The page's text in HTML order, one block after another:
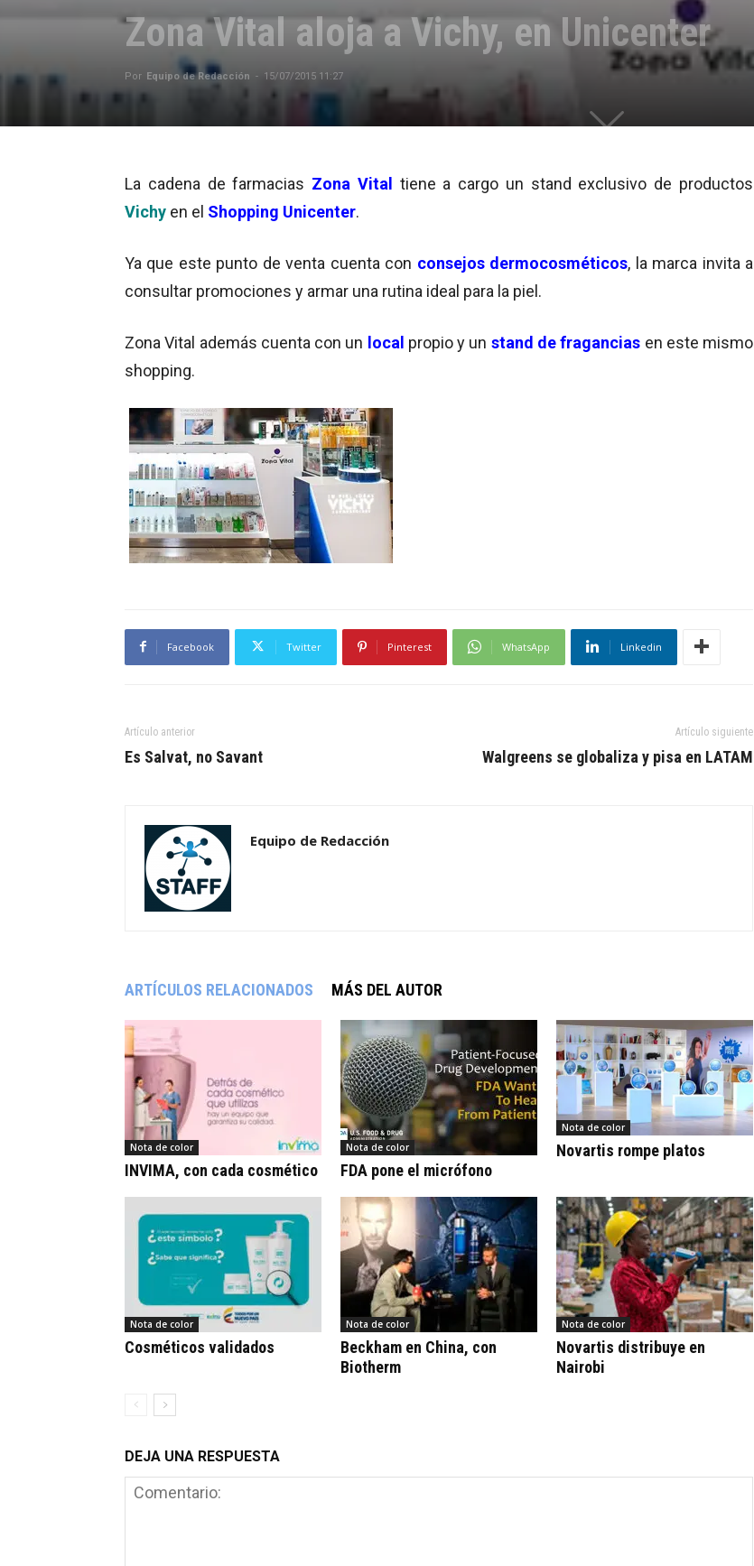
Zona Vital aloja a Vichy, en Unicenter
Por Equipo de Redacción - 15/07/2015 11:27
La cadena de farmacias Zona Vital tiene a cargo un stand exclusivo de productos
Vichy en el Shopping Unicenter.
Ya que este punto de venta cuenta con consejos dermocosméticos, la marca invita a
consultar promociones y armar una rutina ideal para la piel.
Zona Vital además cuenta con un local propio y un stand de fragancias en este mismo
shopping.
Facebook Twitter Pinterest WhatsApp Linkedin
Artículo anterior
Es Salvat, no Savant
Artículo siguiente
Walgreens se globaliza y pisa en LATAM
Equipo de Redacción
ARTÍCULOS RELACIONADOS MÁS DEL AUTOR
Nota de color
INVIMA, con cada cosmético
Nota de color
FDA pone el micrófono
Nota de color
Novartis rompe platos
Nota de color
Cosméticos validados
Nota de color
Beckham en China, con
Biotherm
Nota de color
Novartis distribuye en
Nairobi
DEJA UNA RESPUESTA